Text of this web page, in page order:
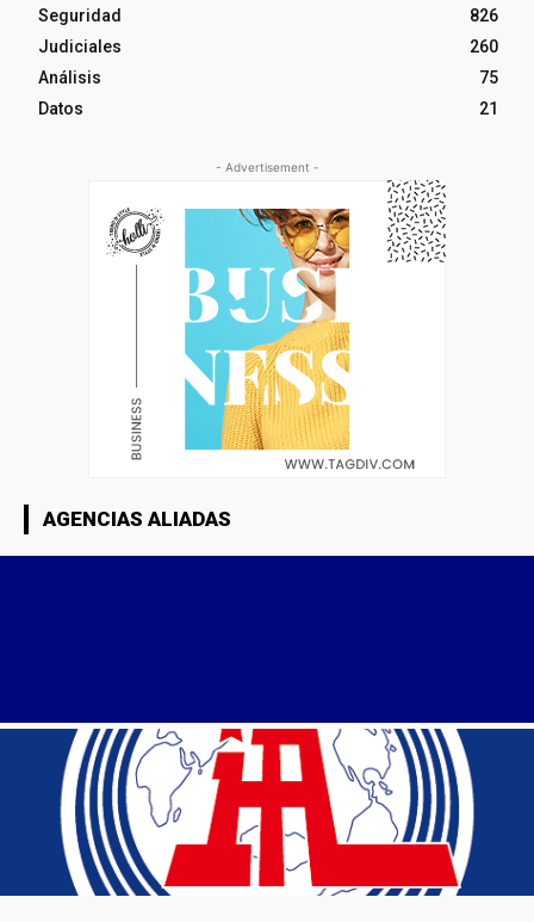
Seguridad
826
Judiciales
260
Análisis
75
Datos
21
- Advertisement -
AGENCIAS ALIADAS